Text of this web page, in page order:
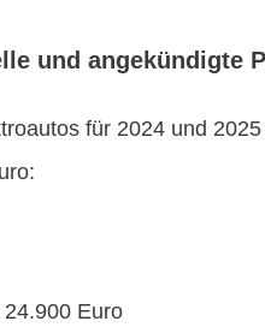
und angekündigte
für 2024 und
24.900 Euro